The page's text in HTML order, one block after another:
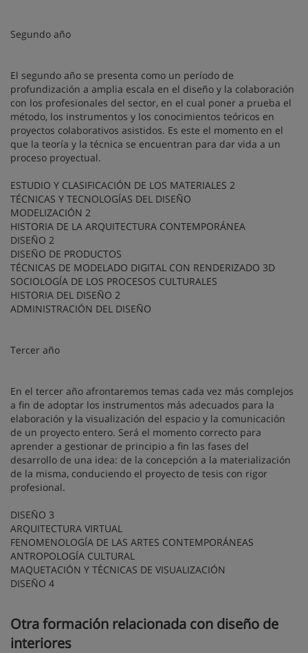
Segundo año
El segundo año se presenta como un período de
profundización a amplia escala en el diseño y la colaboración
con los profesionales del sector, en el cual poner a prueba el
método, los instrumentos y los conocimientos teóricos en
proyectos colaborativos asistidos. Es este el momento en el
que la teoría y la técnica se encuentran para dar vida a un
proceso proyectual.
ESTUDIO Y CLASIFICACIÓN DE LOS MATERIALES 2
TÉCNICAS Y TECNOLOGÍAS DEL DISEÑO
MODELIZACIÓN 2
HISTORIA DE LA ARQUITECTURA CONTEMPORÁNEA
DISEÑO 2
DISEÑO DE PRODUCTOS
TÉCNICAS DE MODELADO DIGITAL CON RENDERIZADO 3D
SOCIOLOGÍA DE LOS PROCESOS CULTURALES
HISTORIA DEL DISEÑO 2
ADMINISTRACIÓN DEL DISEÑO
Tercer año
En el tercer año afrontaremos temas cada vez más complejos
a fin de adoptar los instrumentos más adecuados para la
elaboración y la visualización del espacio y la comunicación
de un proyecto entero. Será el momento correcto para
aprender a gestionar de principio a fin las fases del
desarrollo de una idea: de la concepción a la materialización
de la misma, conduciendo el proyecto de tesis con rigor
profesional.
DISEÑO 3
ARQUITECTURA VIRTUAL
FENOMENOLOGÍA DE LAS ARTES CONTEMPORÁNEAS
ANTROPOLOGÍA CULTURAL
MAQUETACIÓN Y TÉCNICAS DE VISUALIZACIÓN
DISEÑO 4
Otra formación relacionada con diseño de
interiores